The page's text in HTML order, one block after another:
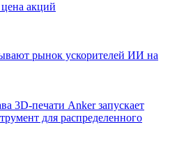
акций
рынок ускорителей ИИ на
3D-печати Anker запускает
для распределенного